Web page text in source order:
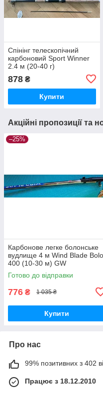
Спінінг телескопічний
карбоновий Sport Winner
2.4 м (20-40 г)
878 ₴
Купити
Акційні пропозиції та
–25%
Карбонове легке болонське
вудлище 4 м Wind Blade Bolo
400 (10-30 м) GW
Готово до відправки
776 ₴ 1 035 ₴
Купити
Про нас
99% позитивних з 402
Працює з 18.12.2010